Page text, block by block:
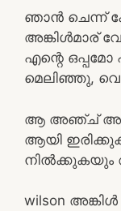
ഞാൻ ചെന്ന്
അങ്കിൾമാര്
എന്റെ
മെലിഞ്ഞു,
ആ അഞ്ച്
ആയി
നിൽക്കുകയും
wilson